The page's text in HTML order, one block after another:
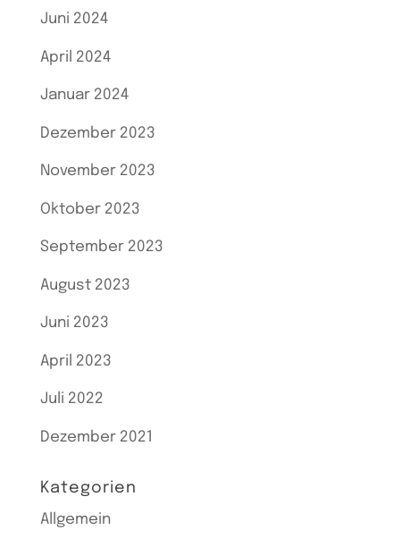
Juni 2024
April 2024
Januar 2024
Dezember 2023
November 2023
Oktober 2023
September 2023
August 2023
Juni 2023
April 2023
Juli 2022
Dezember 2021
Kategorien
Allgemein